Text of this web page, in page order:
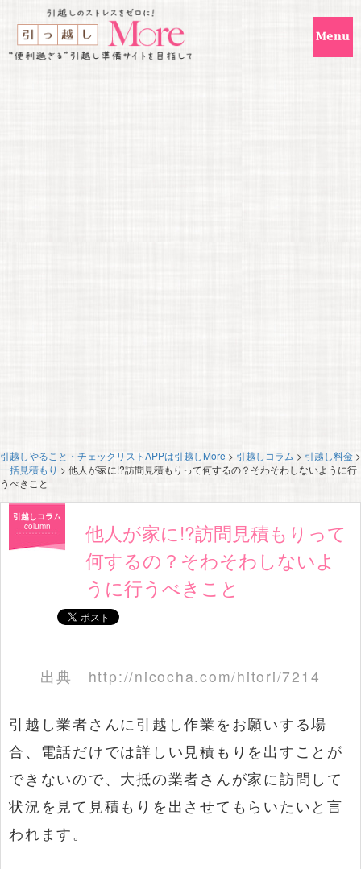
引越しやること・チェックリストAPPは引越しMore > 引越しコラム > 引越し料金 >
一括見積もり > 他人が家に!?訪問見積もりって何するの？そわそわしないように行
うべきこと
引越しコラム
column
他人が家に!?訪問見積もりって
何するの？そわそわしないよ
うに行うべきこと
出典 http://nicocha.com/hitori/7214
引越し業者さんに引越し作業をお願いする場
合、電話だけでは詳しい見積もりを出すことが
できないので、大抵の業者さんが家に訪問して
状況を見て見積もりを出させてもらいたいと言
われます。